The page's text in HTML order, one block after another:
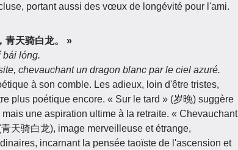
portant aussi des vœux de longévité pour l'ami.
青天骑白龙。 »
bái lóng.
chevauchant un dragon blanc par le ciel azuré.
à son comble. Les adieux, loin d'être tristes,
plus poétique encore. « Sur le tard » (岁晚) suggère
une aspiration ultime à la retraite. « Chevauchant
天骑白龙), image merveilleuse et étrange,
incarnant la pensée taoïste de l'ascension et